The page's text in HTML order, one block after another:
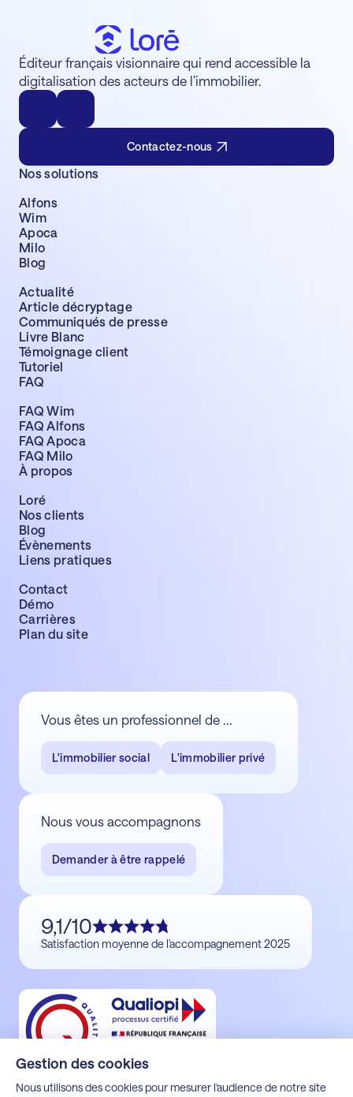
Éditeur français visionnaire qui rend accessible la
digitalisation des acteurs de l’immobilier.
Contactez-nous
Nos solutions
Alfons
Wim
Apoca
Milo
Blog
Actualité
Article décryptage
Communiqués de presse
Livre Blanc
Témoignage client
Tutoriel
FAQ
FAQ Wim
FAQ Alfons
FAQ Apoca
FAQ Milo
À propos
Loré
Nos clients
Blog
Évènements
Liens pratiques
Contact
Démo
Carrières
Plan du site
Vous êtes un professionnel de ...
L'immobilier social L'immobilier privé
Nous vous accompagnons
Demander à être rappelé
9,1/10
Satisfaction moyenne de l'accompagnement 2025
Gestion des cookies
Nous utilisons des cookies pour mesurer l'audience de notre site